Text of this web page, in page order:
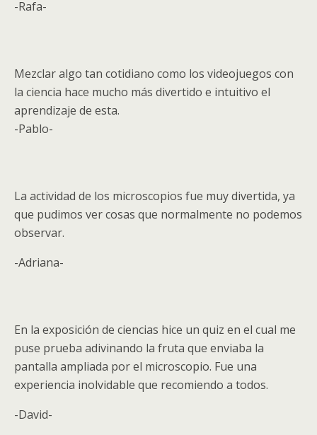
-Rafa-
Mezclar algo tan cotidiano como los videojuegos con
la ciencia hace mucho más divertido e intuitivo el
aprendizaje de esta.
-Pablo-
La actividad de los microscopios fue muy divertida, ya
que pudimos ver cosas que normalmente no podemos
observar.
-Adriana-
En la exposición de ciencias hice un quiz en el cual me
puse prueba adivinando la fruta que enviaba la
pantalla ampliada por el microscopio. Fue una
experiencia inolvidable que recomiendo a todos.
-David-